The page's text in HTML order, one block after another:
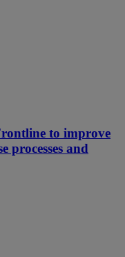
to improve
processes and